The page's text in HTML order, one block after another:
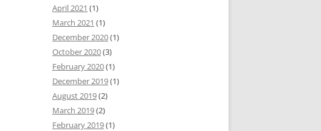
April 2021 (1)
March 2021 (1)
December 2020(1)
October 2020(3)
February 2020(1)
December 2019(1)
August 2019(2)
March 2019(2)
February 2019(1)